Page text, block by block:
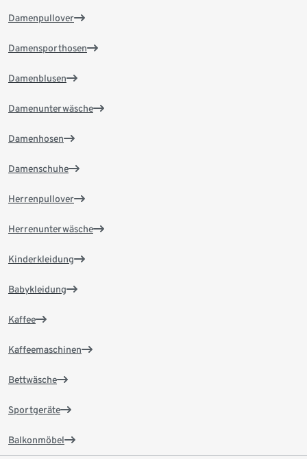
Damenpullover
Damensporthosen
Damenblusen
Damenunterwäsche
Damenhosen
Damenschuhe
Herrenpullover
Herrenunterwäsche
Kinderkleidung
Babykleidung
Kaffee
Kaffeemaschinen
Bettwäsche
Sportgeräte
Balkonmöbel